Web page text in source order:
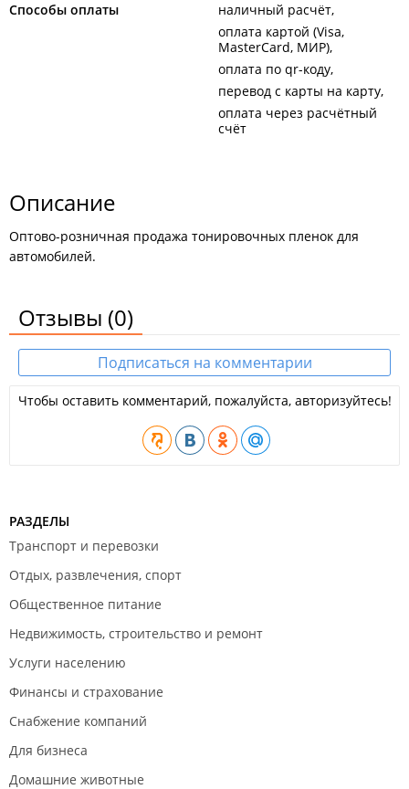
Способы оплаты
наличный расчёт
оплата картой (Visa,
MasterCard, МИР)
оплата по qr-коду
перевод с карты на карту
оплата через расчётный
счёт
Описание
Оптово-розничная продажа тонировочных пленок для
автомобилей.
Отзывы (0)
Подписаться на комментарии
Чтобы оставить комментарий, пожалуйста, авторизуйтесь!
РАЗДЕЛЫ
Транспорт и перевозки
Отдых, развлечения, спорт
Общественное питание
Недвижимость, строительство и ремонт
Услуги населению
Финансы и страхование
Снабжение компаний
Для бизнеса
Домашние животные